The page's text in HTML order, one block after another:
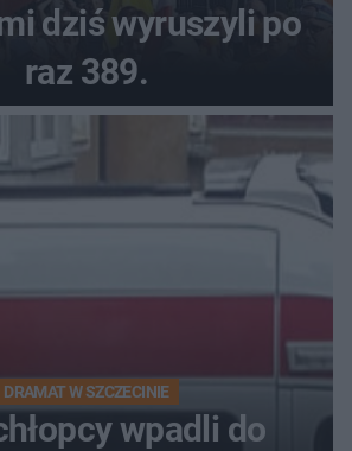
dziś wyruszyli po
raz 389.
DRAMAT W SZCZECINIE
wpadli do